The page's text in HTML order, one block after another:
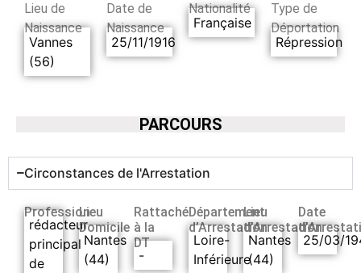
Lieu de
Naissance
Vannes
(56)
Date de
Naissance
25/11/1916
Nationalité
Française
Type de
Déportation
Répression
PARCOURS
Circonstances de l'Arrestation
Profession
rédacteur
principal
de
Lieu
Domicile
Nantes
(44)
Rattaché
à la
DT
-
Département
d’Arrestation
Loire-
Inférieure
Lieu
d’Arrestation
Nantes
(44)
Date
25/03/